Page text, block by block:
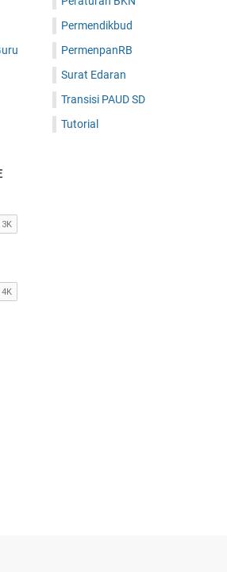
Permendikbud
PermenpanRB
Surat Edaran
Transisi PAUD SD
Tutorial